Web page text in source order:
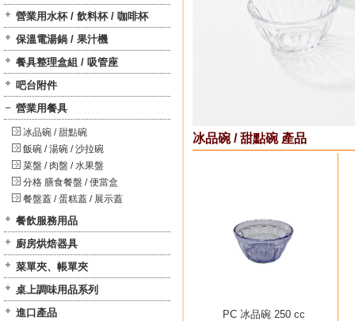
營業用水杯 / 飲料杯 / 咖啡杯
保溫電湯鍋 / 果汁機
餐具整理盒組 / 吸管座
吧台附件
營業用餐具
冰品碗 / 甜點碗
飯碗 / 湯碗 / 沙拉碗
菜盤 / 肉盤 / 水果盤
分格 膳食餐盤 / 便當盒
餐盤蓋 / 蛋糕蓋 / 展示蓋
餐飲服務用品
廚房烘焙器具
菜單夾、帳單夾
桌上調味用品系列
進口產品
冰品碗 / 甜點碗 產品
PC 冰品碗 250 cc